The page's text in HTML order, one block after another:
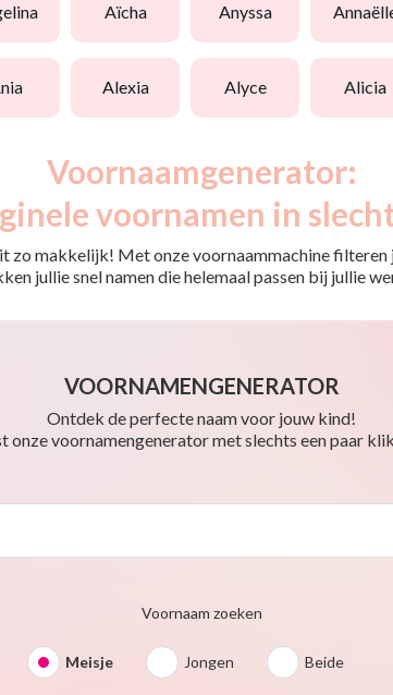
aïcha anyssa
ania alexia alyce alicia
Voornaamgenerator:
voornamen in
zo makkelijk! Met onze voornaammachine
jullie snel namen die helemaal passen bij jullie
VOORNAMENGENERATOR
Ontdek de perfecte naam voor jouw kind!
onze voornamengenerator met slechts een paar
Voornaam zoeken
Meisje Jongen Beide